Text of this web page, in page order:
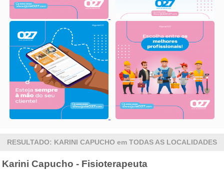
RESULTADO: KARINI CAPUCHO em TODAS AS LOCALIDADES
Karini Capucho - Fisioterapeuta